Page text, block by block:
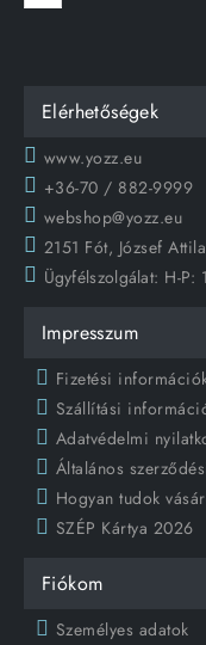
Elérhetőségek
www.yozz.eu
+36-70 / 882-9999
webshop@yozz.eu
2151 Fót, József
Ügyfélszolgálat: H-P:
Impresszum
Fizetési
Szállítási
Adatvédelmi
Általános
Hogyan tudok
SZÉP Kártya 2026
Fiókom
Személyes adatok